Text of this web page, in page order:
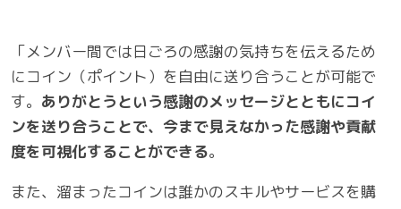
「メンバー間では日ごろの感謝の気持ちを伝えるため
にコイン（ポイント）を自由に送り合うことが可能で
す。 ありがとうという感謝のメッセージとともにコイ
ンを送り合うことで、今まで見えなかった感謝や貢献
度を可視化することができる。
また、溜まったコインは誰かのスキルやサービスを購